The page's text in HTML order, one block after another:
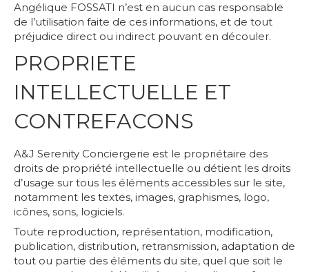
Angélique FOSSATI n’est en aucun cas responsable
de l’utilisation faite de ces informations, et de tout
préjudice direct ou indirect pouvant en découler.
PROPRIETE
INTELLECTUELLE ET
CONTREFACONS
A&J Serenity Conciergerie est le propriétaire des
droits de propriété intellectuelle ou détient les droits
d’usage sur tous les éléments accessibles sur le site,
notamment les textes, images, graphismes, logo,
icônes, sons, logiciels.
Toute reproduction, représentation, modification,
publication, distribution, retransmission, adaptation de
tout ou partie des éléments du site, quel que soit le